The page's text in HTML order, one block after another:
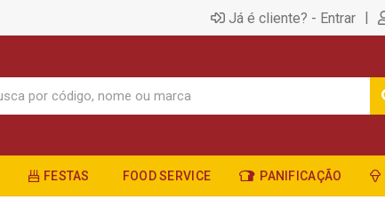
Já é cliente? - Entrar |
FESTAS FOOD SERVICE PANIFICAÇÃO